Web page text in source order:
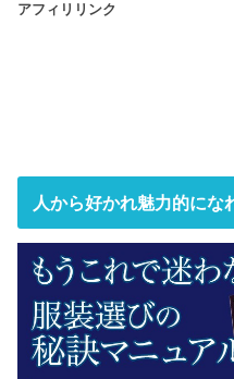
アフィリリンク
人から好かれ魅力的にな